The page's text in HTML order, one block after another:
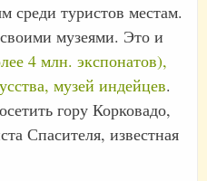
среди туристов местам.
музеями. Это и
4 млн. экспонатов),
музей индейцев.
гору Корковадо,
Спасителя, известная